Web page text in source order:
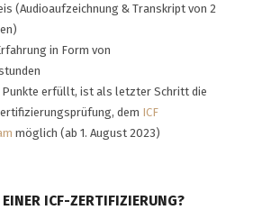
(Audioaufzeichnung & Transkript von 2
in Form von
Punkte erfüllt, ist als letzter Schritt die
dem ICF
möglich (ab 1. August 2023)
ICF-ZERTIFIZIERUNG?